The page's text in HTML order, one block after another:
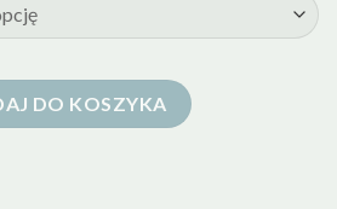
damska
DO KOSZYKA